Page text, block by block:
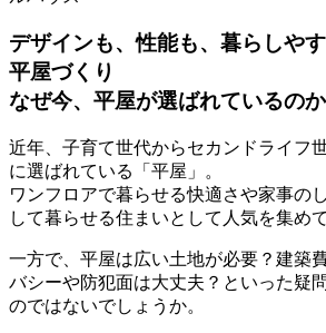
デザインも、性能も、暮らしや
平屋づくり
なぜ今、平屋が選ばれているのか
近年、子育て世代からセカンドライフ
に選ばれている「平屋」。
ワンフロアで暮らせる快適さや家事の
して暮らせる住まいとして人気を集め
一方で、平屋は広い土地が必要？建築
バシーや防犯面は大丈夫？といった疑
のではないでしょうか。